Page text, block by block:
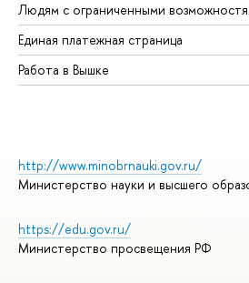
Людям с ограниченными
Единая платежная страница
Работа в Вышке
http://www.minobrnauki.gov.ru/
Министерство науки и высшего
https://edu.gov.ru/
Министерство просвещения РФ